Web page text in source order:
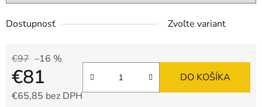
Dostupnosť Zvoľte variant
€97 –16 %
€81
€65,85 bez DPH
DO KOŠÍKA